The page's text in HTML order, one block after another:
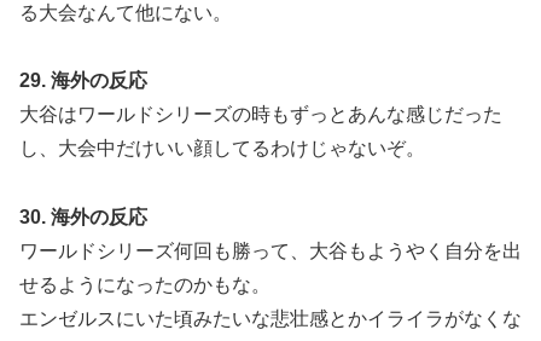
る大会なんて他にない。
29. 海外の反応
大谷はワールドシリーズの時もずっとあんな感じだった
し、大会中だけいい顔してるわけじゃないぞ。
30. 海外の反応
ワールドシリーズ何回も勝って、大谷もようやく自分を出
せるようになったのかもな。
エンゼルスにいた頃みたいな悲壮感とかイライラがなくな